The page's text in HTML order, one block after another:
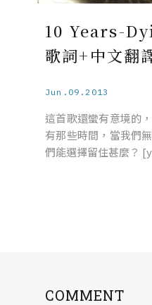
10 Years-
歌詞+中文翻
Jun.09.2013
這首歌還蠻有意境的
有那些時間，當我們
們能選擇留住甚麼？
COMMENT